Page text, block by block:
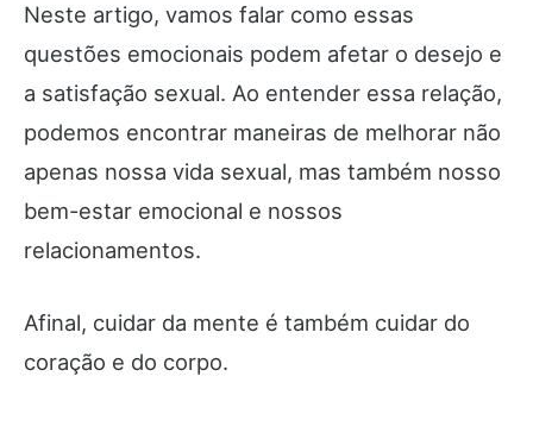
Neste artigo, vamos falar como essas
questões emocionais podem afetar o desejo e
a satisfação sexual. Ao entender essa relação,
podemos encontrar maneiras de melhorar não
apenas nossa vida sexual, mas também nosso
bem-estar emocional e nossos
relacionamentos.
Afinal, cuidar da mente é também cuidar do
coração e do corpo.